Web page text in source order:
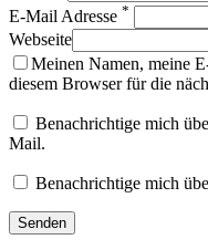
E-Mail Adresse *
Webseite
Meinen Namen, meine
diesem Browser für die
Benachrichtige mich
Mail.
Benachrichtige mich